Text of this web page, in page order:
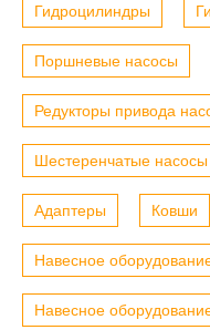
Гидроцилиндры
Поршневые насосы
Редукторы привода
Шестеренчатые насосы
Адаптеры Ковши
Навесное
Навесное